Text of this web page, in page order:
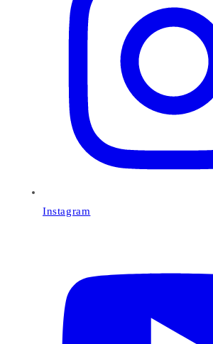
Instagram